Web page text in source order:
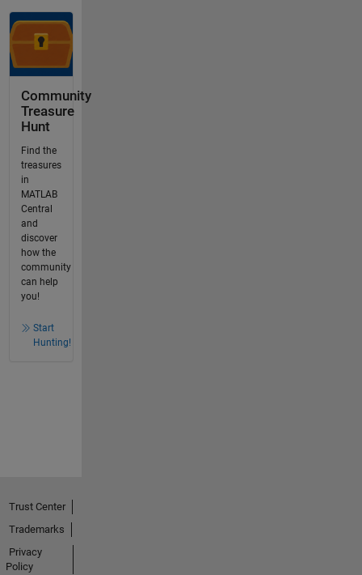
Community
Treasure
Hunt
Find the
treasures
in
MATLAB
Central
and
discover
how the
community
can help
you!
Start
Hunting!
Trust Center
Trademarks
Privacy
Policy